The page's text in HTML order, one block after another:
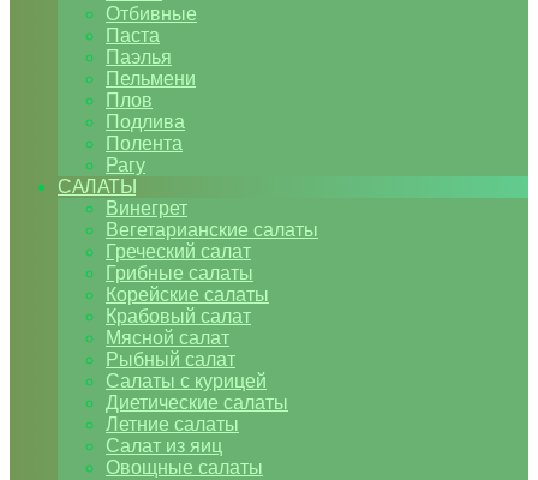
Отбивные
Паста
Паэлья
Пельмени
Плов
Подлива
Полента
Рагу
САЛАТЫ
Винегрет
Вегетарианские салаты
Греческий салат
Грибные салаты
Корейские салаты
Крабовый салат
Мясной салат
Рыбный салат
Салаты с курицей
Диетические салаты
Летние салаты
Салат из яиц
Овощные салаты